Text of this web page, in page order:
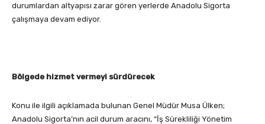
durumlardan altyapısı zarar gören yerlerde Anadolu Sigorta
çalışmaya devam ediyor.
Bölgede hizmet vermeyi sürdürecek
Konu ile ilgili açıklamada bulunan Genel Müdür Musa Ülken;
Anadolu Sigorta’nın acil durum aracını, “İş Sürekliliği Yönetim